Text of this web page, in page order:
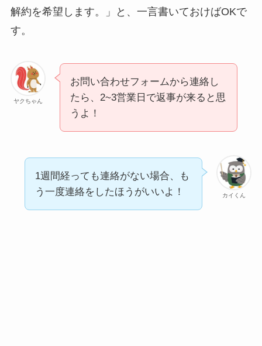
解約を希望します。」と、一言書いておけばOKで
す。
ヤクちゃん
お問い合わせフォームから連絡し
たら、2~3営業日で返事が来ると思
うよ！
カイくん
1週間経っても連絡がない場合、も
う一度連絡をしたほうがいいよ！